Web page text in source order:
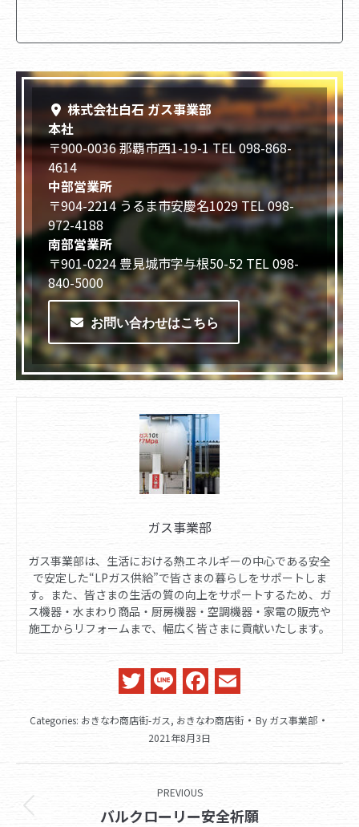
株式会社白石 ガス事業部
本社
〒900-0036 那覇市西1-19-1 TEL 098-868-
4614
中部営業所
〒904-2214 うるま市安慶名1029 TEL 098-
972-4188
南部営業所
〒901-0224 豊見城市字与根50-52 TEL 098-
840-5000
お問い合わせはこちら
ガス事業部
ガス事業部は、生活における熱エネルギーの中心である安全
で安定した“LPガス供給”で皆さまの暮らしをサポートしま
す。また、皆さまの生活の質の向上をサポートするため、ガ
ス機器・水まわり商品・厨房機器・空調機器・家電の販売や
施工からリフォームまで、幅広く皆さまに貢献いたします。
Twitter
LineFacebook
Categories: おきなわ商店街-ガス, おきなわ商店街 By ガス事業部
2021年8月3日
navigation
PREVIOUS
Previous
バルクローリー安全祈願